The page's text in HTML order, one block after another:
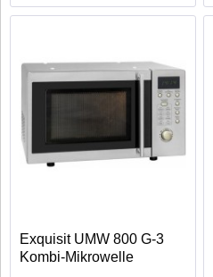
Exquisit UMW 800 G-3
Kombi-Mikrowelle